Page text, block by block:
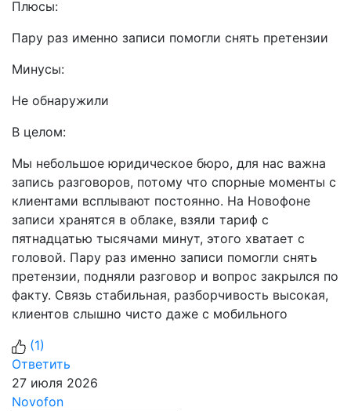
Плюсы:
Пару раз именно записи помогли снять претензии
Минусы:
Не обнаружили
В целом:
Мы небольшое юридическое бюро, для нас важна
запись разговоров, потому что спорные моменты с
клиентами всплывают постоянно. На Новофоне
записи хранятся в облаке, взяли тариф с
пятнадцатью тысячами минут, этого хватает с
головой. Пару раз именно записи помогли снять
претензии, подняли разговор и вопрос закрылся по
факту. Связь стабильная, разборчивость высокая,
клиентов слышно чисто даже с мобильного
(1)
Ответить
27 июля 2026
Novofon